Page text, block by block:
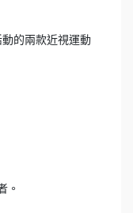
的兩款近視運動
。